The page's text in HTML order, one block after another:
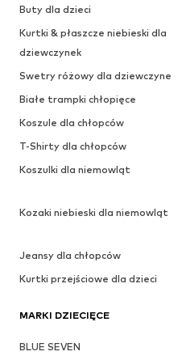
Buty dla dzieci
Kurtki & płaszcze niebieski dla
dziewczynek
Swetry różowy dla dziewczyne
Białe trampki chłopięce
Koszule dla chłopców
T-Shirty dla chłopców
Koszulki dla niemowląt
Kozaki niebieski dla niemowląt
Jeansy dla chłopców
Kurtki przejściowe dla dzieci
MARKI DZIECIĘCE
BLUE SEVEN